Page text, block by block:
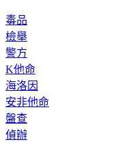
毒品
檢舉
警方
K他命
海洛因
安非他命
盤查
偵辦